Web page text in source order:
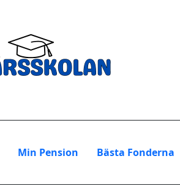
Min Pension Bästa Fonderna